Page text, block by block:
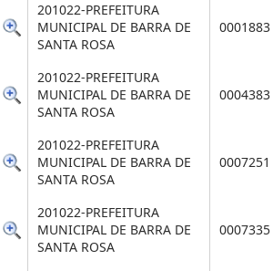
201022-PREFEITURA
MUNICIPAL DE BARRA DE
SANTA ROSA
0001883
201022-PREFEITURA
MUNICIPAL DE BARRA DE
SANTA ROSA
0004383
201022-PREFEITURA
MUNICIPAL DE BARRA DE
SANTA ROSA
0007251
201022-PREFEITURA
MUNICIPAL DE BARRA DE
SANTA ROSA
0007335